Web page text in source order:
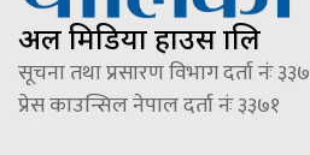
अल मिडिया हाउस प्रालि
सूचना तथा प्रसारण विभाग दर्ता नंः
प्रेस काउन्सिल नेपाल दर्ता नंः ३३७१